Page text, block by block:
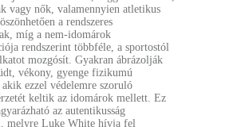
vagy nők, valamennyien atletikus
a rendszeres
míg a nem-idomárok
rendszerint többféle, a sportostól
mozgósít. Gyakran ábrázolják
vékony, gyenge fizikumú
ezzel védelemre szoruló
keltik az idomárok mellett. Ez
az autentikusság
melyre Luke White hívja fel